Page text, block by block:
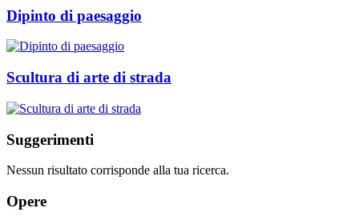
Dipinto di paesaggio
Scultura di arte di strada
Suggerimenti
Nessun risultato corrisponde alla tua ricerca.
Opere